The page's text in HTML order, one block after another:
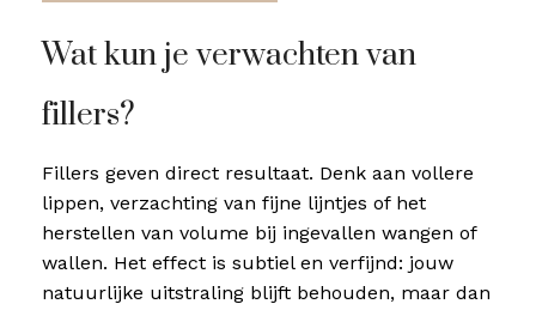
Wat kun je verwachten van
fillers?
Fillers geven direct resultaat. Denk aan vollere
lippen, verzachting van fijne lijntjes of het
herstellen van volume bij ingevallen wangen of
wallen. Het effect is subtiel en verfijnd: jouw
natuurlijke uitstraling blijft behouden, maar dan